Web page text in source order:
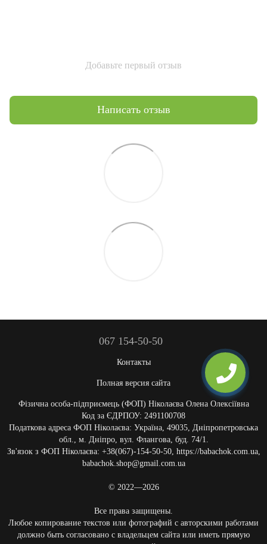
Добавьте первый отзыв
Написать отзыв
067 154-50-50
Контакты
Полная версия сайта
Фізична особа-підприємець (ФОП) Ніколаєва Олена Олексіївна
Код за ЄДРПОУ: 2491100708
Податкова адреса ФОП Ніколаєва: Україна, 49035, Дніпропетровська
обл., м. Дніпро, вул. Флангова, буд. 74/1.
Зв'язок з ФОП Ніколаєва: +38(067)-154-50-50, https://babachok.com.ua,
babachok.shop@gmail.com.ua
© 2022—2026
Все права защищены.
Любое копирование текстов или фотографий с авторскими работами
должно быть согласовано с владельцем сайта или иметь прямую